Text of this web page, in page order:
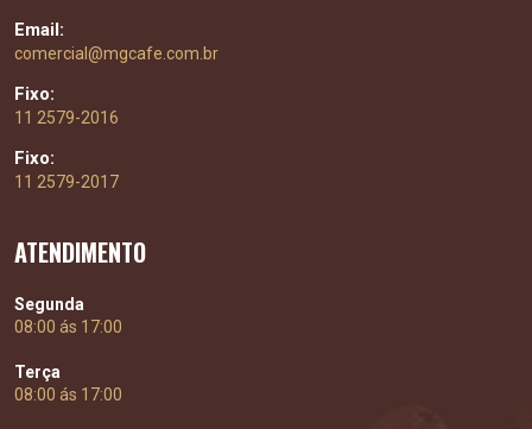
Email:
comercial@mgcafe.com.br
Fixo:
11 2579-2016
Fixo:
11 2579-2017
ATENDIMENTO
Segunda
08:00 ás 17:00
Terça
08:00 ás 17:00